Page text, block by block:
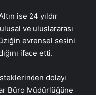
ise 24 yıldır
ve uluslararası
evrensel sesini
ifade etti.
dolayı
Büro Müdürlüğüne